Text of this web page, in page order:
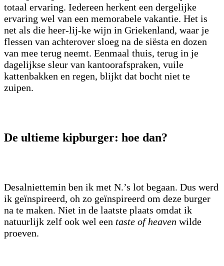
totaal ervaring. Iedereen herkent een dergelijke
ervaring wel van een memorabele vakantie. Het is
net als die heer-lij-ke wijn in Griekenland, waar je
flessen van achterover sloeg na de siësta en dozen
van mee terug neemt. Eenmaal thuis, terug in je
dagelijkse sleur van kantoorafspraken, vuile
kattenbakken en regen, blijkt dat bocht niet te
zuipen.
De ultieme kipburger: hoe dan?
Desalniettemin ben ik met N.’s lot begaan. Dus werd
ik geïnspireerd, oh zo geïnspireerd om deze burger
na te maken. Niet in de laatste plaats omdat ik
natuurlijk zelf ook wel een taste of heaven wilde
proeven.